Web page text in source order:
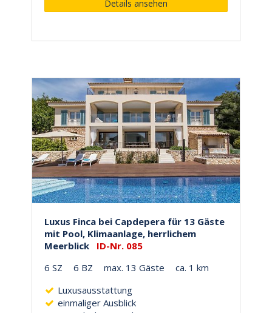
Details ansehen
Luxus Finca bei Capdepera für 13 Gäste
mit Pool, Klimaanlage, herrlichem
Meerblick
ID-Nr. 085
6 SZ
6 BZ max. 13 Gäste
ca. 1 km
Luxusausstattung
einmaliger Ausblick